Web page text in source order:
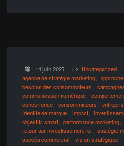
14 juin 2025 Uncategorized
agence de stratégie marketing
besoins des consommateurs
communication numérique
concurrence
consommateurs
identité de marque
impact
objectifs smart
performance marketing
retour sur investissement roi
stratégie
succès commercial
vision stratégique